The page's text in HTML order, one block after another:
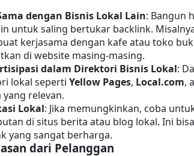
dengan Bisnis Lokal Lain: Bangun
untuk saling bertukar backlink.
kerjasama dengan kafe atau toko
di website masing-masing.
dalam Direktori Bisnis Lokal:
lokal seperti Yellow Pages, Local.com,
yang relevan.
Lokal: Jika memungkinkan, coba
di situs berita atau blog lokal. Ini
yang sangat berharga.
dari Pelanggan